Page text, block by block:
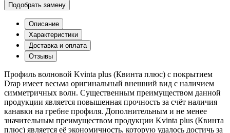
Подобрать замену
Описание
Характеристики
Доставка и оплата
Отзывы
Профиль волновой Kvinta plus (Квинта плюс) с покрытием
Drap имеет весьма оригинальный внешний вид с наличием
симметричных волн. Существенным преимуществом данной
продукции является повышенная прочность за счёт наличия
канавки на гребне профиля. Дополнительным и не менее
значительным преимуществом продукции Kvinta plus (Квинта
плюс) является её экономичность, которую удалось достичь за